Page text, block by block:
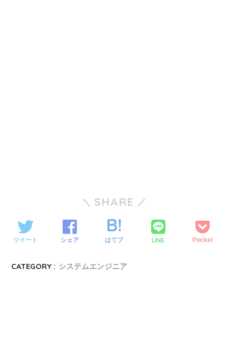
SHARE
ツイート シェア はてブ LINE Pocket
CATEGORY : システムエンジニア